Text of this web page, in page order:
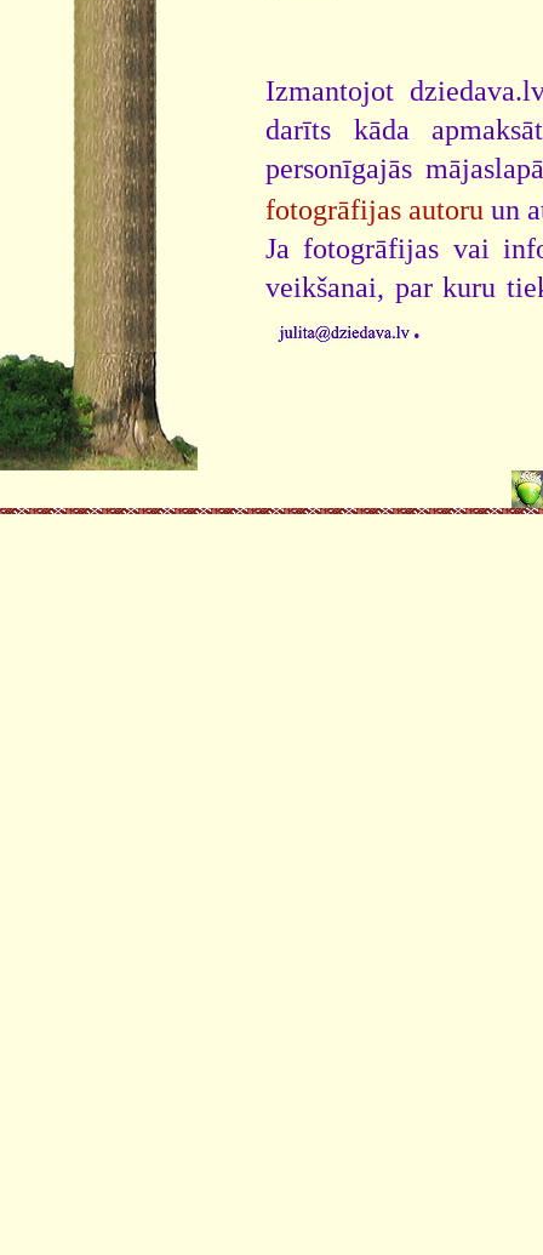
Izmantojot
darīts kāda
personīgajās
fotogrāfijas autoru un
Ja fotogrāfijas vai
veikšanai, par kuru
.